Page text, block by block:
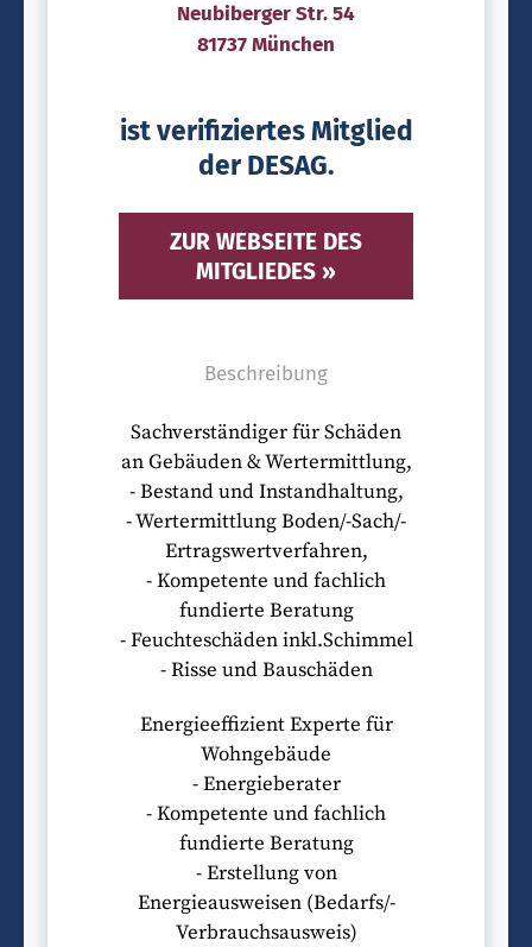
Neubiberger Str. 54
81737 München
ist verifiziertes Mitglied
der DESAG.
ZUR WEBSEITE DES
MITGLIEDES »
Beschreibung
Sachverständiger für Schäden
an Gebäuden & Wertermittlung,
- Bestand und Instandhaltung,
- Wertermittlung Boden/-Sach/-
Ertragswertverfahren,
- Kompetente und fachlich
fundierte Beratung
- Feuchteschäden inkl.Schimmel
- Risse und Bauschäden
Energieeffizient Experte für
Wohngebäude
- Energieberater
- Kompetente und fachlich
fundierte Beratung
- Erstellung von
Energieausweisen (Bedarfs/-
Verbrauchsausweis)